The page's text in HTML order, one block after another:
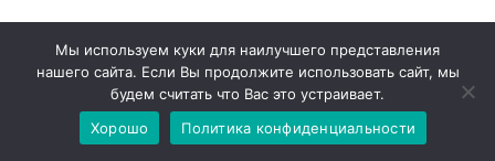
Свежие записи
Роль Учителя Математики В Современной Школе
Мы используем куки для наилучшего представления
нашего сайта. Если Вы продолжите использовать сайт, мы
будем считать что Вас это устраивает.
Хорошо
Политика конфиденциальности